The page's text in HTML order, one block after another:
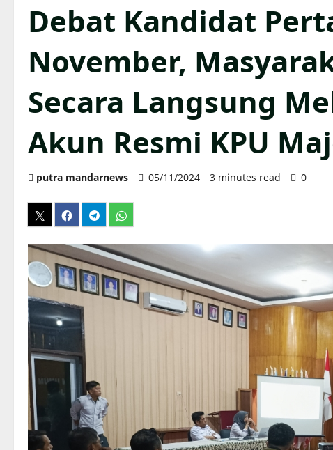
Debat Kandidat
November,
Secara Langsung
Akun Resmi KPU
putra mandarnews 05/11/2024 3 minutes read 0